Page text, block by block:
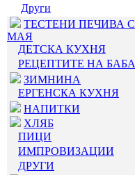
Други
ТЕСТЕНИ ПЕЧИВА С
МАЯ
ДЕТСКА КУХНЯ
РЕЦЕПТИТЕ НА БАБА
ЗИМНИНА
ЕРГЕНСКА КУХНЯ
НАПИТКИ
ХЛЯБ
ПИЦИ
ИМПРОВИЗАЦИИ
ДРУГИ